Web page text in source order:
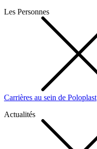
Les Personnes
Carrières au sein de Poloplast
Actualités